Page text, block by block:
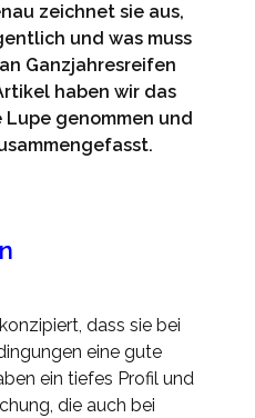
zeichnet sie aus,
und was muss
Ganzjahresreifen
haben wir das
genommen und
dass sie bei
eine gute
ein tiefes Profil und
die auch bei